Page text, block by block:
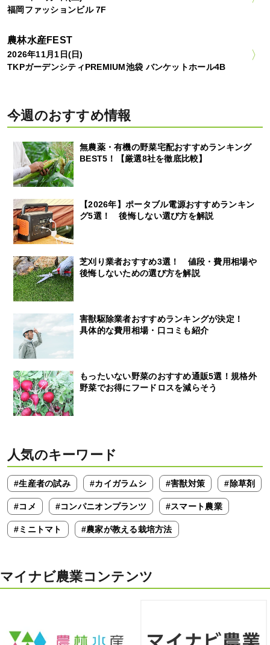
福岡ファッションビル 7F
農林水産FEST
2026年11月1日(日)
TKPガーデンシティPREMIUM池袋 バンケットホール4B
今週のおすすめ情報
無農薬・有機の野菜宅配おすすめランキング
BEST5！【厳選8社を徹底比較】
【2026年】ポータブル電源おすすめランキン
グ5選！ 後悔しない選び方を解説
芝刈り業者おすすめ3選！ 値段・費用相場や
後悔しないための選び方を解説
害獣駆除業者おすすめランキングが決定！
具体的な費用相場・口コミも紹介
もったいない野菜のおすすめ通販5選！規格外
野菜でお得にフードロスを減らそう
人気のキーワード
#生産者の試み #カイガラムシ #害獣対策 #除草剤
#コメ #コンパニオンプランツ #スマート農業
#ミニトマト #農家が教える栽培方法
マイナビ農業コンテンツ